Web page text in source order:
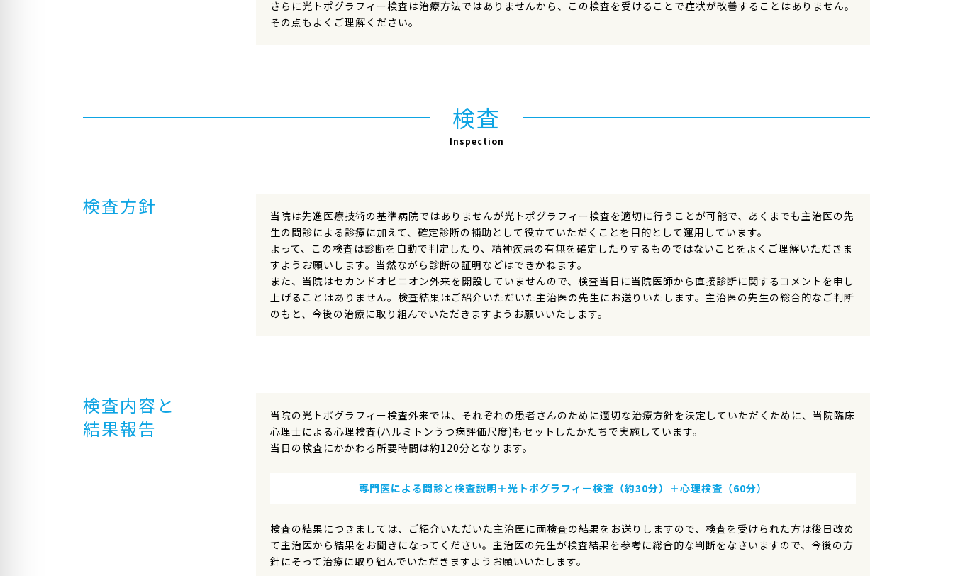
さらに光トポグラフィー検査は治療方法ではありませんから、この検査を受けることで症状が改善することはありません。
その点もよくご理解ください。
検査
Inspection
検査方針
当院は先進医療技術の基準病院ではありませんが光トポグラフィー検査を適切に行うことが可能で、あくまでも主治医の先
生の問診による診療に加えて、確定診断の補助として役立ていただくことを目的として運用しています。
よって、この検査は診断を自動で判定したり、精神疾患の有無を確定したりするものではないことをよくご理解いただきま
すようお願いします。当然ながら診断の証明などはできかねます。
また、当院はセカンドオピニオン外来を開設していませんので、検査当日に当院医師から直接診断に関するコメントを申し
上げることはありません。検査結果はご紹介いただいた主治医の先生にお送りいたします。主治医の先生の総合的なご判断
のもと、今後の治療に取り組んでいただきますようお願いいたします。
検査内容と
結果報告
当院の光トポグラフィー検査外来では、それぞれの患者さんのために適切な治療方針を決定していただくために、当院臨床
心理士による心理検査(ハルミトンうつ病評価尺度)もセットしたかたちで実施しています。
当日の検査にかかわる所要時間は約120分となります。
専門医による問診と検査説明＋光トポグラフィー検査（約30分） ＋心理検査（60分）
検査の結果につきましては、ご紹介いただいた主治医に両検査の結果をお送りしますので、検査を受けられた方は後日改め
て主治医から結果をお聞きになってください。主治医の先生が検査結果を参考に総合的な判断をなさいますので、今後の方
針にそって治療に取り組んでいただきますようお願いいたします。